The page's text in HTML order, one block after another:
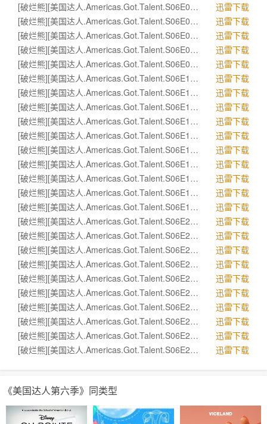
[破烂熊][美国达人.Americas.Got.Talent.S06E05].rmvb
迅雷下载
[破烂熊][美国达人.Americas.Got.Talent.S06E06].rmvb
迅雷下载
[破烂熊][美国达人.Americas.Got.Talent.S06E07].rmvb
迅雷下载
[破烂熊][美国达人.Americas.Got.Talent.S06E08].rmvb
迅雷下载
[破烂熊][美国达人.Americas.Got.Talent.S06E09].rmvb
迅雷下载
[破烂熊][美国达人.Americas.Got.Talent.S06E10].rmvb
迅雷下载
[破烂熊][美国达人.Americas.Got.Talent.S06E11].rmvb
迅雷下载
[破烂熊][美国达人.Americas.Got.Talent.S06E12].rmvb
迅雷下载
[破烂熊][美国达人.Americas.Got.Talent.S06E13].rmvb
迅雷下载
[破烂熊][美国达人.Americas.Got.Talent.S06E14].rmvb
迅雷下载
[破烂熊][美国达人.Americas.Got.Talent.S06E15].rmvb
迅雷下载
[破烂熊][美国达人.Americas.Got.Talent.S06E16].rmvb
迅雷下载
[破烂熊][美国达人.Americas.Got.Talent.S06E17].rmvb
迅雷下载
[破烂熊][美国达人.Americas.Got.Talent.S06E18].rmvb
迅雷下载
[破烂熊][美国达人.Americas.Got.Talent.S06E19].rmvb
迅雷下载
[破烂熊][美国达人.Americas.Got.Talent.S06E20].rmvb
迅雷下载
[破烂熊][美国达人.Americas.Got.Talent.S06E21].rmvb
迅雷下载
[破烂熊][美国达人.Americas.Got.Talent.S06E22].rmvb
迅雷下载
[破烂熊][美国达人.Americas.Got.Talent.S06E23].rmvb
迅雷下载
[破烂熊][美国达人.Americas.Got.Talent.S06E24].rmvb
迅雷下载
[破烂熊][美国达人.Americas.Got.Talent.S06E25].rmvb
迅雷下载
[破烂熊][美国达人.Americas.Got.Talent.S06E26].rmvb
迅雷下载
[破烂熊][美国达人.Americas.Got.Talent.S06E27].rmvb
迅雷下载
[破烂熊][美国达人.Americas.Got.Talent.S06E28].rmvb
迅雷下载
[破烂熊][美国达人.Americas.Got.Talent.S06E29].rmvb
迅雷下载
《美国达人第六季》同类型